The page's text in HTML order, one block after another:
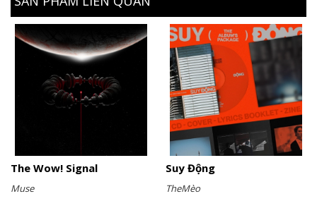
The Wow! Signal
Muse
Suy Động
TheMèo